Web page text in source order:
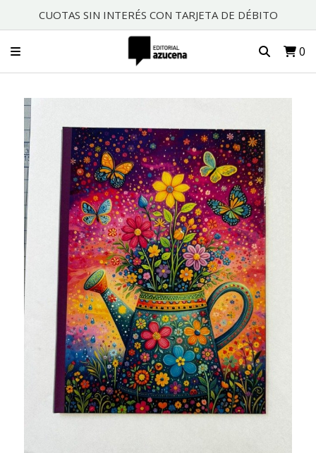
CUOTAS SIN INTERÉS CON TARJETA DE DÉBITO
0